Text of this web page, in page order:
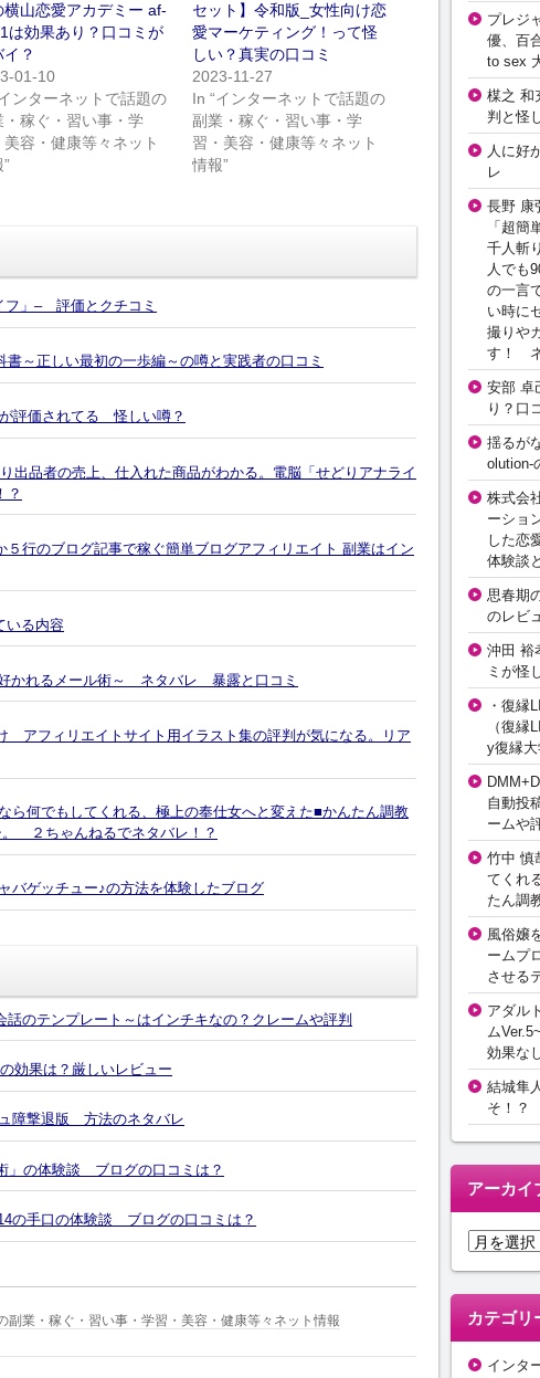
横山恋愛アカデミー af-
は効果あり？口コミが
イ？
01-10
ンターネットで話題の
・稼ぐ・習い事・学
美容・健康等々ネット
セット】令和版_女性向け恋
愛マーケティング！って怪
しい？真実の口コミ
2023-11-27
In “インターネットで話題の
副業・稼ぐ・習い事・学
習・美容・健康等々ネット
情報”
フ」– 評価とクチコミ
～正しい最初の一歩編～の噂と実践者の口コミ
評価されてる 怪しい噂？
出品者の売上、仕入れた商品がわかる。電脳「せどりアナライ
？
行のブログ記事で稼ぐ簡単ブログアフィリエイト 副業はイン
いる内容
かれるメール術～ ネタバレ 暴露と口コミ
アフィリエイトサイト用イラスト集の評判が気になる。リア
ら何でもしてくれる、極上の奉仕女へと変えた■かんたん調教
２ちゃんねるでネタバレ！？
バゲッチュー♪の方法を体験したブログ
のテンプレート～はインチキなの？クレームや評判
効果は？厳しいレビュー
障撃退版 方法のネタバレ
」の体験談 ブログの口コミは？
の手口の体験談 ブログの口コミは？
副業・稼ぐ・習い事・学習・美容・健康等々ネット情報
プレジ
優、百
to sex
楳之 和
判と怪
人に好
レ
長野 康
「超簡
千人斬
人でも
の一言
い時に
撮りや
す！
安部 卓
り？口
揺るが
olution-
株式会
ーショ
した恋
体験談
思春期
のレビ
沖田 裕
ミが怪
・復縁
（復
y復縁
自動投
ームや
竹中 慎
てくれ
たん調
風俗嬢
ームプ
させる
アダル
ム
効果な
結城隼
そ！？
アーカイ
ア
イ
カテゴリ
インタ